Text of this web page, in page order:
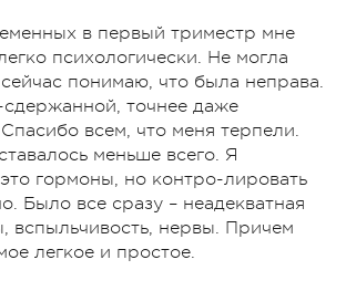
в первый триместр мне
психологически. Не могла
понимаю, что была неправа.
точнее даже
всем, что меня терпели.
меньше всего. Я
гормоны, но контро-лировать
Было все сразу – неадекватная
вспыльчивость, нервы. Причем
легкое и простое.